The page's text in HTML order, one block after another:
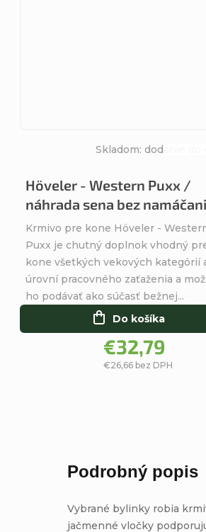
Höveler - Western Puxx /
náhrada sena bez
je
5,0
z
5
Skladom: dodanie do
€26,66 bez DPH
€32,79
Do košíka
Krmivo pre kone Höveler -
Puxx je chutný doplnok vhodný
kone všetkých vekových kategórií
úrovní pracovného zaťaženia a
ho podávať ako súčasť bežnej...
Podrobný popis
Vybrané bylinky robia
jačmenné vločky